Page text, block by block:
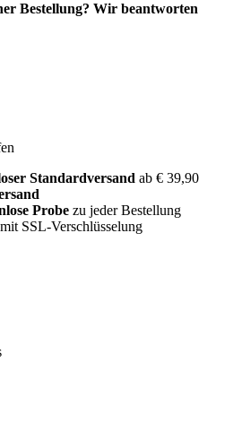
Bestellung? Wir beantworten
Standardversand ab € 39,90
Probe zu jeder Bestellung
mit SSL-Verschlüsselung